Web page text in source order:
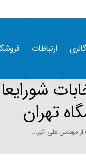
گالری ارتباطات
تهران
مهندس علی اکبر…